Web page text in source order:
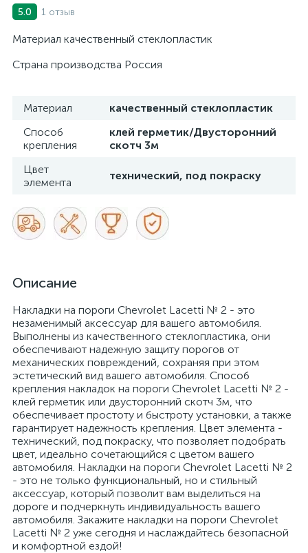
5.0 1 отзыв
Материал качественный стеклопластик
Страна производства Россия
Материал
качественный стеклопластик
Способ
крепления
клей герметик/Двусторонний
скотч 3м
Цвет
элемента
технический, под покраску
Описание
Накладки на пороги Chevrolet Lacetti № 2 - это
незаменимый аксессуар для вашего автомобиля.
Выполнены из качественного стеклопластика, они
обеспечивают надежную защиту порогов от
механических повреждений, сохраняя при этом
эстетический вид вашего автомобиля. Способ
крепления накладок на пороги Chevrolet Lacetti № 2 -
клей герметик или двусторонний скотч 3м, что
обеспечивает простоту и быстроту установки, а также
гарантирует надежность крепления. Цвет элемента -
технический, под покраску, что позволяет подобрать
цвет, идеально сочетающийся с цветом вашего
автомобиля. Накладки на пороги Chevrolet Lacetti № 2
- это не только функциональный, но и стильный
аксессуар, который позволит вам выделиться на
дороге и подчеркнуть индивидуальность вашего
автомобиля. Закажите накладки на пороги Chevrolet
Lacetti № 2 уже сегодня и наслаждайтесь безопасной
и комфортной ездой!